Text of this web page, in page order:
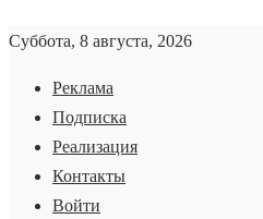
Суббота, 8 августа, 2026
Реклама
Подписка
Реализация
Контакты
Войти